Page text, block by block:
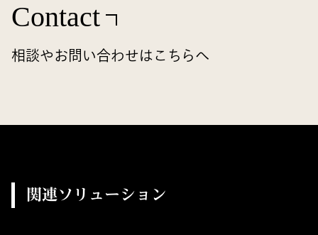
Contact
相談やお問い合わせはこちらへ
関連ソリューション